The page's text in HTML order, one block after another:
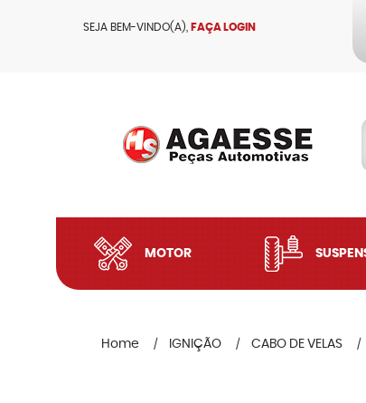
SEJA BEM-VINDO(A), FAÇA LOGIN
MOTOR
Home IGNIÇÃO CABO DE VELAS